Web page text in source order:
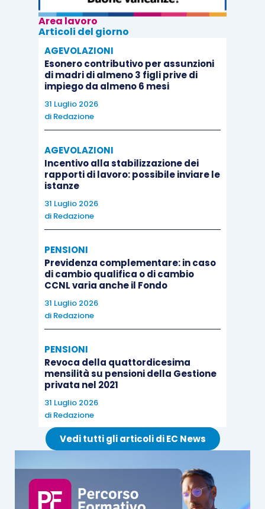
Area lavoro
Articoli del giorno
AGEVOLAZIONI
Esonero contributivo per assunzioni
di madri di almeno 3 figli prive di
impiego da almeno 6 mesi
31 Luglio 2026
di Redazione
AGEVOLAZIONI
Incentivo alla stabilizzazione dei
rapporti di lavoro: possibile inviare le
istanze
31 Luglio 2026
di Redazione
PENSIONI
Previdenza complementare: in caso
di cambio qualifica o di cambio
CCNL varia anche il Fondo
31 Luglio 2026
di Redazione
PENSIONI
Revoca della quattordicesima
mensilità su pensioni della Gestione
privata nel 2021
31 Luglio 2026
di Redazione
Vedi tutti gli articoli di EC News